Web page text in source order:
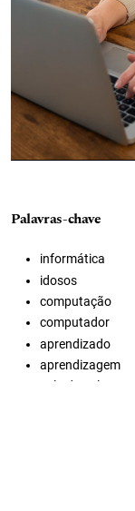
Palavras-chave
informática
idosos
computação
computador
aprendizado
aprendizagem
sala de aula